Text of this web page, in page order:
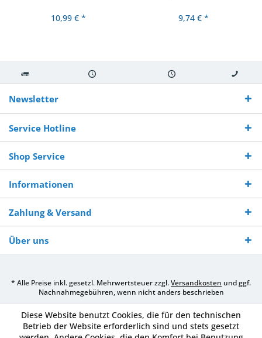
10,99 € *
9,74 € *
Kostenloser
Versand ab €
250,-
Versand innerhalb von Versand von So erreichen
Sie uns 0160
970 511 90
Newsletter
Service Hotline
Shop Service
Informationen
Zahlung & Versand
Über uns
* Alle Preise inkl. gesetzl. Mehrwertsteuer zzgl.Versandkosten und ggf.
Nachnahmegebühren, wenn nicht anders beschrieben
Diese Website benutzt Cookies, die für den technischen
Betrieb der Website erforderlich sind und stets gesetzt